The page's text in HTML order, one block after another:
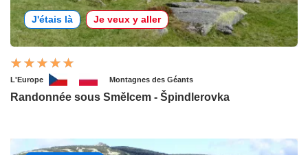
J'étais là Je veux y aller
L'Europe Montagnes des Géants
Randonnée sous Smělcem - Špindlerovka